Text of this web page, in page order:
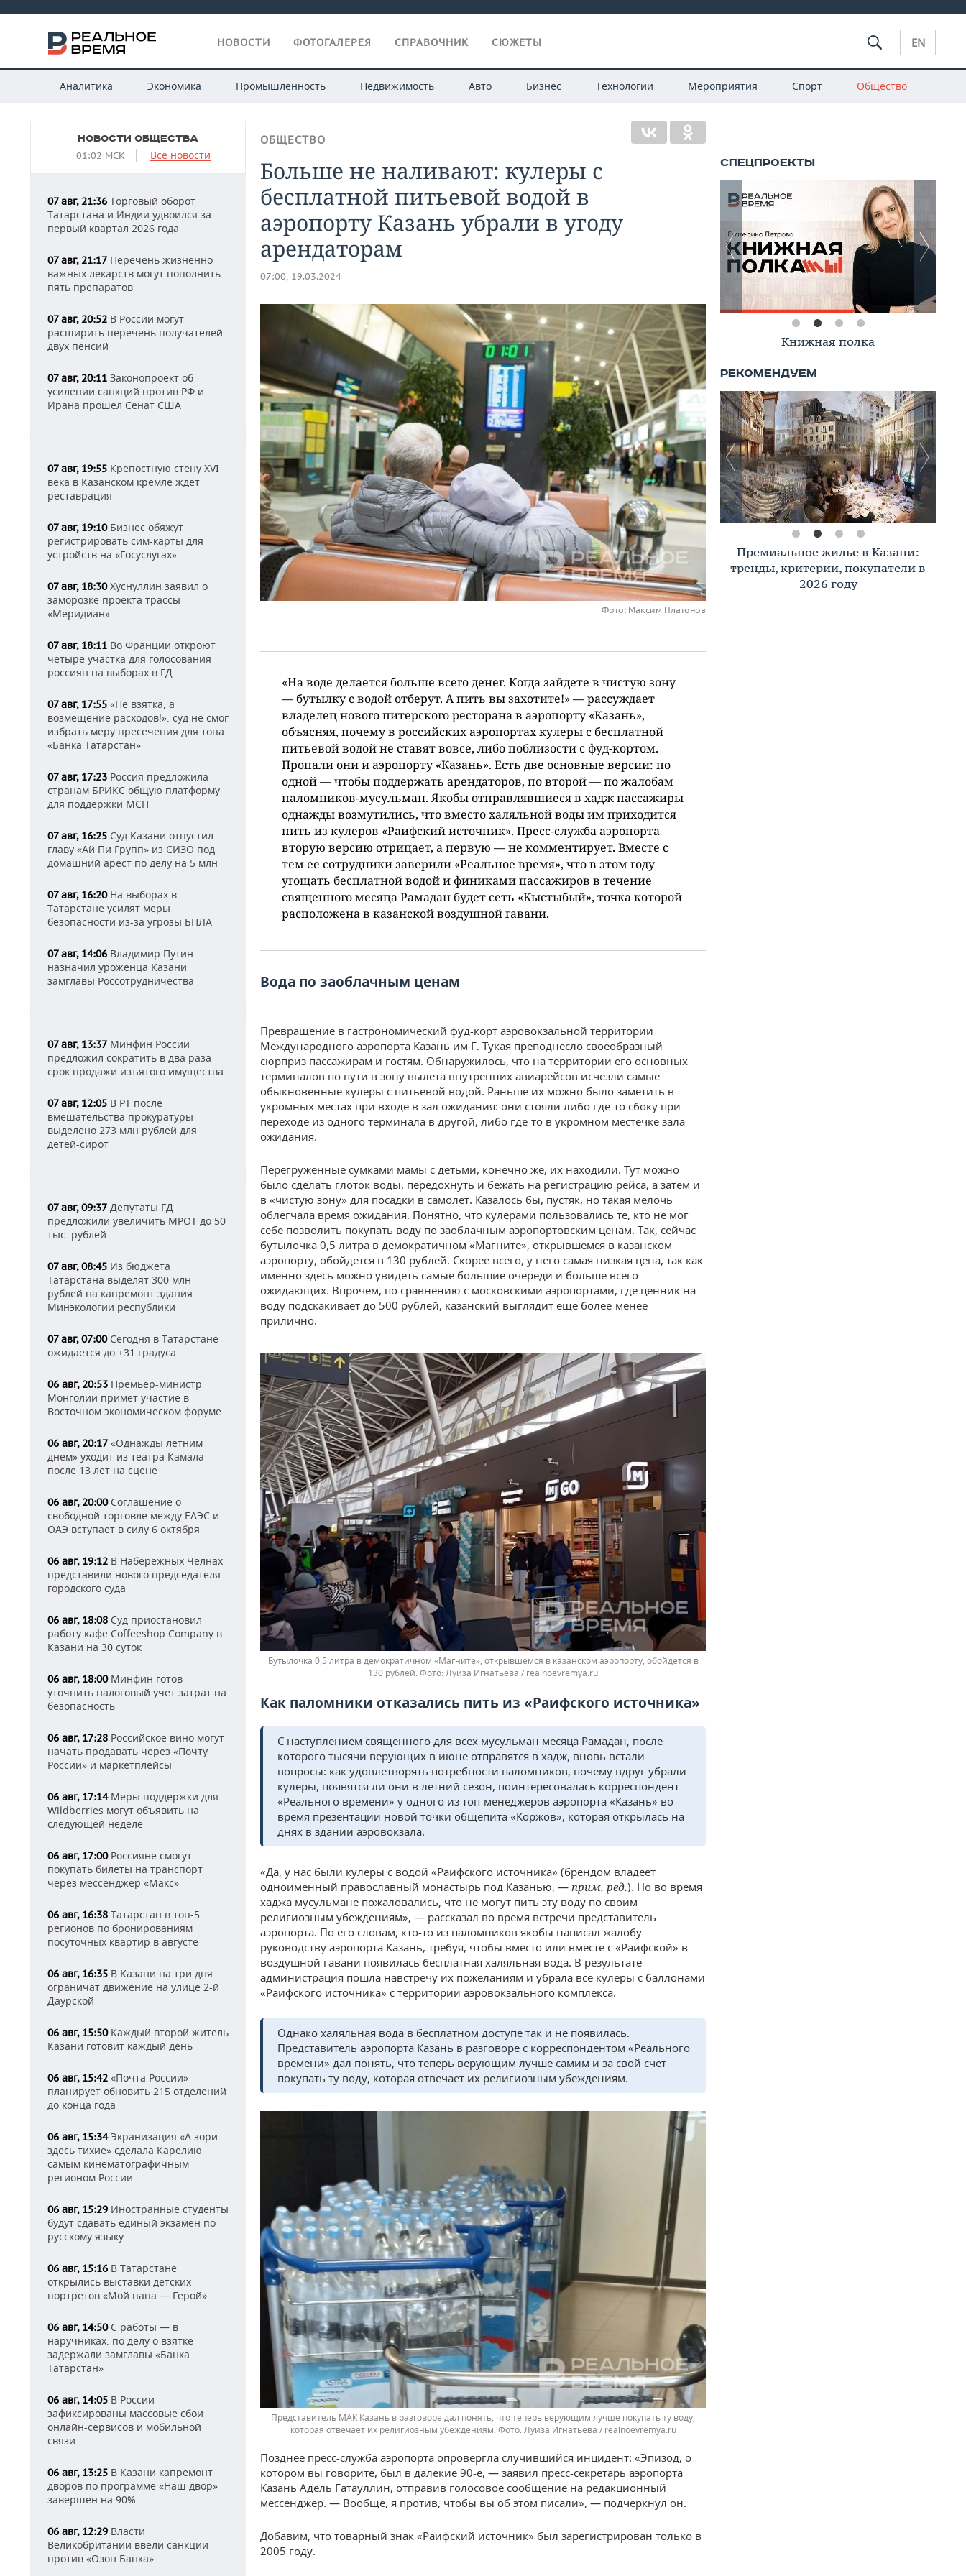
НОВОСТИ ФОТОГАЛЕРЕЯ СПРАВОЧНИК СЮЖЕТЫ EN
Аналитика Экономика Промышленность Недвижимость Авто Бизнес Технологии Мероприятия Спорт Общество
НОВОСТИ ОБЩЕСТВА
01:02 МСК Все новости
07 авг, 21:36 Торговый оборот
Татарстана и Индии удвоился за
первый квартал 2026 года
07 авг, 21:17 Перечень жизненно
важных лекарств могут пополнить
пять препаратов
07 авг, 20:52 В России могут
расширить перечень получателей
двух пенсий
07 авг, 20:11 Законопроект об
усилении санкций против РФ и
Ирана прошел Сенат США
07 авг, 19:55 Крепостную стену XVI
века в Казанском кремле ждет
реставрация
07 авг, 19:10Бизнес обяжут
регистрировать сим-карты для
устройств на «Госуслугах»
07 авг, 18:30Хуснуллин заявил о
заморозке проекта трассы
«Меридиан»
07 авг, 18:11 Во Франции откроют
четыре участка для голосования
россиян на выборах в ГД
07 авг, 17:55 «Не взятка, а
возмещение расходов!»: суд не смог
избрать меру пресечения для топа
«Банка Татарстан»
07 авг, 17:23 Россия предложила
странам БРИКС общую платформу
для поддержки МСП
07 авг, 16:25 Суд Казани отпустил
главу «Ай Пи Групп» из СИЗО под
домашний арест по делу на 5 млн
07 авг, 16:20На выборах в
Татарстане усилят меры
безопасности из-за угрозы БПЛА
07 авг, 14:06 Владимир Путин
назначил уроженца Казани
замглавы Россотрудничества
07 авг, 13:37 Минфин России
предложил сократить в два раза
срок продажи изъятого имущества
07 авг, 12:05 В РТ после
вмешательства прокуратуры
выделено 273 млн рублей для
детей-сирот
07 авг, 09:37 Депутаты ГД
предложили увеличить МРОТ до 50
тыс. рублей
07 авг, 08:45 Из бюджета
Татарстана выделят 300 млн
рублей на капремонт здания
Минэкологии республики
07 авг, 07:00Сегодня в Татарстане
ожидается до +31 градуса
06 авг, 20:53 Премьер-министр
Монголии примет участие в
Восточном экономическом форуме
06 авг, 20:17 «Однажды летним
днем» уходит из театра Камала
после 13 лет на сцене
06 авг, 20:00Соглашение о
свободной торговле между ЕАЭС и
ОАЭ вступает в силу 6 октября
06 авг, 19:12 В Набережных Челнах
представили нового председателя
городского суда
06 авг, 18:08 Суд приостановил
работу кафе Coffeeshop Company в
Казани на 30 суток
06 авг, 18:00Минфин готов
уточнить налоговый учет затрат на
безопасность
06 авг, 17:28 Российское вино могут
начать продавать через «Почту
России» и маркетплейсы
06 авг, 17:14Меры поддержки для
Wildberries могут объявить на
следующей неделе
06 авг, 17:00Россияне смогут
покупать билеты на транспорт
через мессенджер «Макс»
06 авг, 16:38 Татарстан в топ-5
регионов по бронированиям
посуточных квартир в августе
06 авг, 16:35 В Казани на три дня
ограничат движение на улице 2-й
Даурской
06 авг, 15:50Каждый второй житель
Казани готовит каждый день
06 авг, 15:42 «Почта России»
планирует обновить 215 отделений
до конца года
06 авг, 15:34Экранизация «А зори
здесь тихие» сделала Карелию
самым кинематографичным
регионом России
06 авг, 15:29 Иностранные студенты
будут сдавать единый экзамен по
русскому языку
06 авг, 15:16 В Татарстане
открылись выставки детских
портретов «Мой папа — Герой»
06 авг, 14:50С работы — в
наручниках: по делу о взятке
задержали замглавы «Банка
Татарстан»
06 авг, 14:05 В России
зафиксированы массовые сбои
онлайн-сервисов и мобильной
связи
06 авг, 13:25 В Казани капремонт
дворов по программе «Наш двор»
завершен на 90%
06 авг, 12:29 Власти
Великобритании ввели санкции
против «Озон Банка»
ОБЩЕСТВО
Больше не наливают: кулеры с
бесплатной питьевой водой в
аэропорту Казань убрали в угоду
арендаторам
07:00, 19.03.2024
Фото: Максим Платонов
«На воде делается больше всего денег. Когда зайдете в чистую зону
— бутылку с водой отберут. А пить вы захотите!» — рассуждает
владелец нового питерского ресторана в аэропорту «Казань»,
объясняя, почему в российских аэропортах кулеры с бесплатной
питьевой водой не ставят вовсе, либо поблизости с фуд-кортом.
Пропали они и аэропорту «Казань». Есть две основные версии: по
одной — чтобы поддержать арендаторов, по второй — по жалобам
паломников-мусульман. Якобы отправлявшиеся в хадж пассажиры
однажды возмутились, что вместо халяльной воды им приходится
пить из кулеров «Раифский источник». Пресс-служба аэропорта
вторую версию отрицает, а первую — не комментирует. Вместе с
тем ее сотрудники заверили «Реальное время», что в этом году
угощать бесплатной водой и финиками пассажиров в течение
священного месяца Рамадан будет сеть «Кыстыбый», точка которой
расположена в казанской воздушной гавани.
Вода по заоблачным ценам
Превращение в гастрономический фуд-корт аэровокзальной территории
Международного аэропорта Казань им Г. Тукая преподнесло своеобразный
сюрприз пассажирам и гостям. Обнаружилось, что на территории его основных
терминалов по пути в зону вылета внутренних авиарейсов исчезли самые
обыкновенные кулеры с питьевой водой. Раньше их можно было заметить в
укромных местах при входе в зал ожидания: они стояли либо где-то сбоку при
переходе из одного терминала в другой, либо где-то в укромном местечке зала
ожидания.
Перегруженные сумками мамы с детьми, конечно же, их находили. Тут можно
было сделать глоток воды, передохнуть и бежать на регистрацию рейса, а затем и
в «чистую зону» для посадки в самолет. Казалось бы, пустяк, но такая мелочь
облегчала время ожидания. Понятно, что кулерами пользовались те, кто не мог
себе позволить покупать воду по заоблачным аэропортовским ценам. Так, сейчас
бутылочка 0,5 литра в демократичном «Магните», открывшемся в казанском
аэропорту, обойдется в 130 рублей. Скорее всего, у него самая низкая цена, так как
именно здесь можно увидеть самые большие очереди и больше всего
ожидающих. Впрочем, по сравнению с московскими аэропортами, где ценник на
воду подскакивает до 500 рублей, казанский выглядит еще более-менее
прилично.
Бутылочка 0,5 литра в демократичном «Магните», открывшемся в казанском аэропорту, обойдется в
130 рублей.
Луиза Игнатьева / realnoevremya.ru
Как паломники отказались пить из «Раифского источника»
С наступлением священного для всех мусульман месяца Рамадан, после
которого тысячи верующих в июне отправятся в хадж, вновь встали
вопросы: как удовлетворять потребности паломников, почему вдруг убрали
кулеры, появятся ли они в летний сезон, поинтересовалась корреспондент
«Реального времени» у одного из топ-менеджеров аэропорта «Казань» во
время презентации новой точки общепита «Коржов», которая открылась на
днях в здании аэровокзала.
«Да, у нас были кулеры с водой «Раифского источника» (брендом владеет
одноименный православный монастырь под Казанью, — прим. ред.). Но во время
хаджа мусульмане пожаловались, что не могут пить эту воду по своим
религиозным убеждениям», — рассказал во время встречи представитель
аэропорта. По его словам, кто-то из паломников якобы написал жалобу
руководству аэропорта Казань, требуя, чтобы вместо или вместе с «Раифской» в
воздушной гавани появилась бесплатная халяльная вода. В результате
администрация пошла навстречу их пожеланиям и убрала все кулеры с баллонами
«Раифского источника» с территории аэровокзального комплекса.
Однако халяльная вода в бесплатном доступе так и не появилась.
Представитель аэропорта Казань в разговоре с корреспондентом «Реального
времени» дал понять, что теперь верующим лучше самим и за свой счет
покупать ту воду, которая отвечает их религиозным убеждениям.
Представитель МАК Казань в разговоре дал понять, что теперь верующим лучше покупать ту воду,
которая отвечает их религиозным убеждениям.
Луиза Игнатьева / realnoevremya.ru
Позднее пресс-служба аэропорта опровергла случившийся инцидент: «Эпизод, о
котором вы говорите, был в далекие 90-е, — заявил пресс-секретарь аэропорта
Казань Адель Гатауллин, отправив голосовое сообщение на редакционный
мессенджер. — Вообще, я против, чтобы вы об этом писали», — подчеркнул он.
Добавим, что товарный знак «Раифский источник» был зарегистрирован только в
2005 году.
Книжная полка
Премиальное жилье в Казани:
тренды, критерии, покупатели в
2026 году